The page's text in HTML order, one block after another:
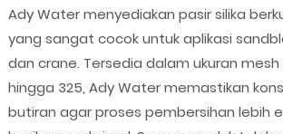
Ady Water menyediakan pasir silika
yang sangat cocok untuk aplikasi
dan crane. Tersedia dalam ukuran
hingga 325, Ady Water memastikan
butiran agar proses pembersihan lebih